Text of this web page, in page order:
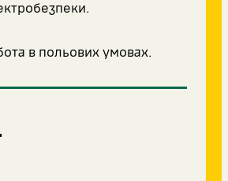
в польових умовах.